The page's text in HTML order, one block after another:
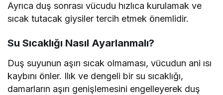
Ayrıca duş sonrası vücudu hızlıca kurulamak ve
sıcak tutacak giysiler tercih etmek önemlidir.
Su Sıcaklığı Nasıl Ayarlanmalı?
Duş suyunun aşırı sıcak olmaması, vücudun ani ısı
kaybını önler. Ilık ve dengeli bir su sıcaklığı,
damarların aşırı genişlemesini engelleyerek duş